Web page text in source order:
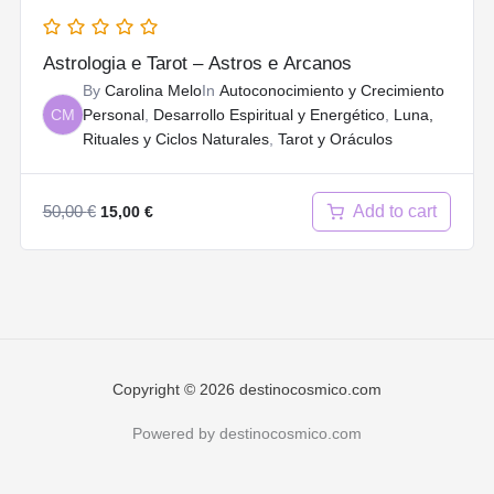
Astrologia e Tarot – Astros e Arcanos
CM
By Carolina MeloIn Autoconocimiento y Crecimiento
Personal, Desarrollo Espiritual y Energético, Luna,
Rituales y Ciclos Naturales, Tarot y Oráculos
50,00€ Original
15,00 €Current
Add to cart
Copyright © 2026 destinocosmico.com
Powered by destinocosmico.com